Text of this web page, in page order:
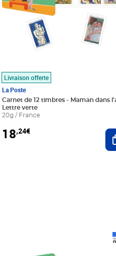
au panier
Livraison offerte
La Poste
Carnet de 12 timbres - Maman dans
Lettre verte
20g / France
18,24€